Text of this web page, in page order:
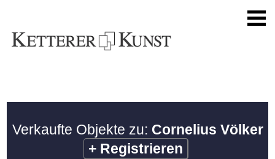
Verkaufte Objekte zu: Cornelius Völker
+ Registrieren